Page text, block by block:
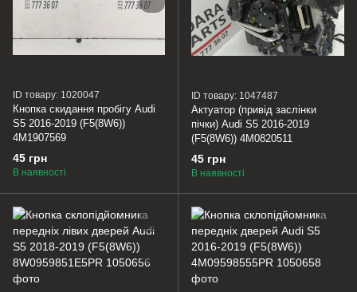
ID товару: 1020047
Кнопка скидання пробігу Audi
S5 2016-2019 (F5(8W6))
4M1907569
45 грн
В наявності
ID товару: 1047487
Актуатор (привід заслінки
пічки) Audi S5 2016-2019
(F5(8W6)) 4M0820511
45 грн
В наявності